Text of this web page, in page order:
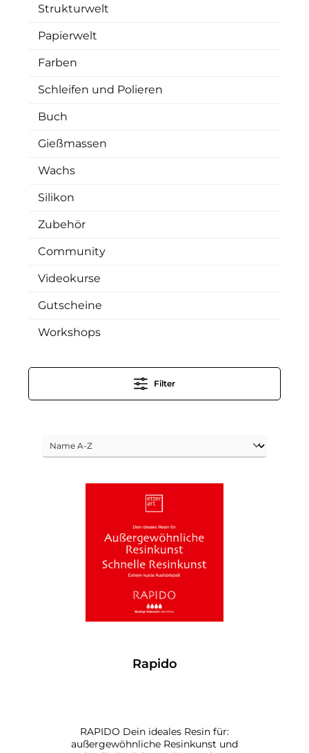
Strukturwelt
Papierwelt
Farben
Schleifen und Polieren
Buch
Gießmassen
Wachs
Silikon
Zubehör
Community
Videokurse
Gutscheine
Workshops
Filter
Rapido
RAPIDO Dein ideales Resin für:
außergewöhnliche Resinkunst und